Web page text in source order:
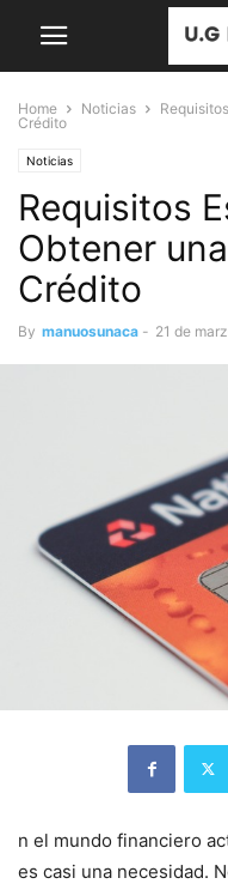
Home Noticias
Crédito
Noticias
Requisitos
Obtener
Crédito
By manuosunaca - 21 de
n el mundo financiero
es casi una necesidad.